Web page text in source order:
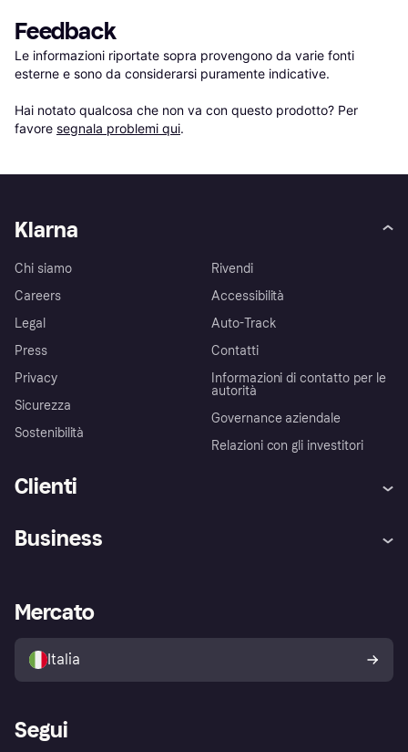
Feedback
Le informazioni riportate sopra provengono da varie fonti
esterne e sono da considerarsi puramente indicative.
Hai notato qualcosa che non va con questo prodotto? Per
favore segnala problemi qui.
Klarna
Chi siamo
Careers
Legal
Press
Privacy
Sicurezza
Sostenibilità
Rivendi
Accessibilità
Auto-Track
Contatti
Informazioni di contatto per le
autorità
Governance aziendale
Relazioni con gli investitori
Clienti
Assistenza
Esplora i negozi
Politica di protezione
dell'acquirente Klarna
Business
Accesso aziende
Mercato
Italia
Segui